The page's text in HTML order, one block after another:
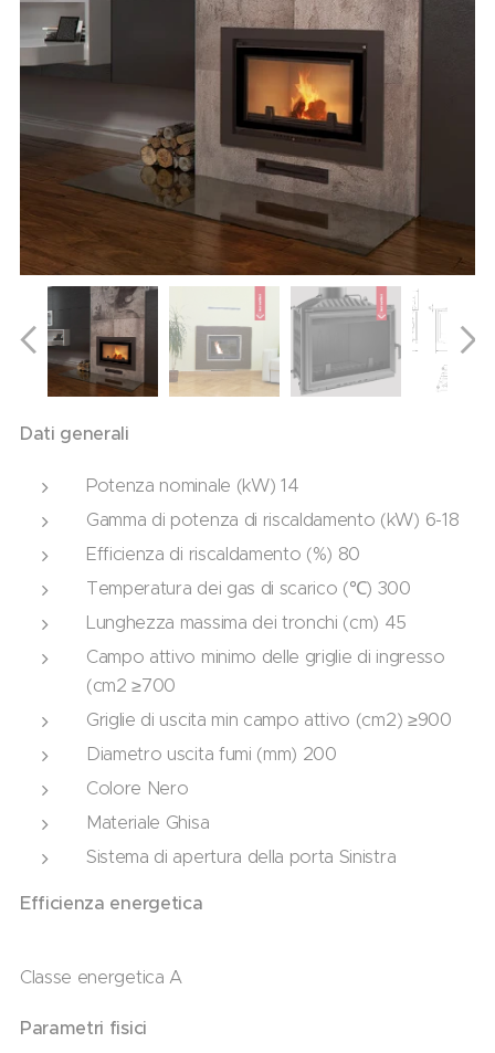
WIKTOR 200CM DIAMETRO USCITA FUMI
WIKTOR 180CM DIAMETRO USCITA FUMI
Dati generali
Potenza nominale (kW) 14
Gamma di potenza di riscaldamento (kW) 6-18
Efficienza di riscaldamento (%) 80
Temperatura dei gas di scarico (℃) 300
Lunghezza massima dei tronchi (cm) 45
Campo attivo minimo delle griglie di ingresso
(cm2 ≥700
Griglie di uscita min campo attivo (cm2) ≥900
Diametro uscita fumi (mm) 200
Colore Nero
Materiale Ghisa
Sistema di apertura della porta Sinistra
Efficienza energetica
Classe energetica A
Parametri fisici